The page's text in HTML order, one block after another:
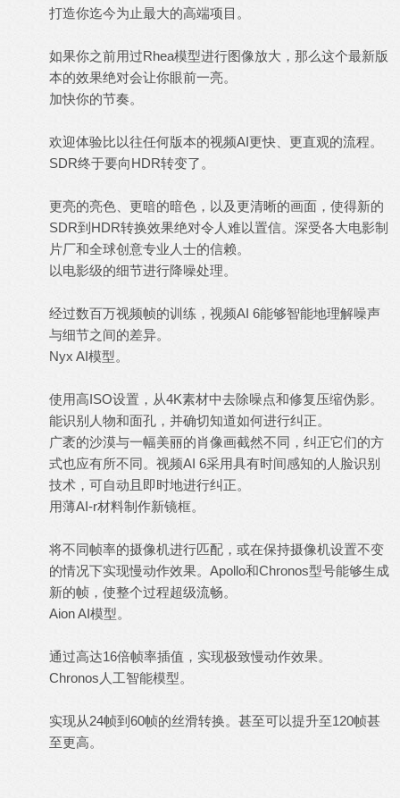
打造你迄今为止最大的高端项目。
如果你之前用过Rhea模型进行图像放大，那么这个最新版
本的效果绝对会让你眼前一亮。
加快你的节奏。
欢迎体验比以往任何版本的视频AI更快、更直观的流程。
SDR终于要向HDR转变了。
更亮的亮色、更暗的暗色，以及更清晰的画面，使得新的
SDR到HDR转换效果绝对令人难以置信。深受各大电影制
片厂和全球创意专业人士的信赖。
以电影级的细节进行降噪处理。
经过数百万视频帧的训练，视频AI 6能够智能地理解噪声
与细节之间的差异。
Nyx AI模型。
使用高ISO设置，从4K素材中去除噪点和修复压缩伪影。
能识别人物和面孔，并确切知道如何进行纠正。
广袤的沙漠与一幅美丽的肖像画截然不同，纠正它们的方
式也应有所不同。视频AI 6采用具有时间感知的人脸识别
技术，可自动且即时地进行纠正。
用薄AI-r材料制作新镜框。
将不同帧率的摄像机进行匹配，或在保持摄像机设置不变
的情况下实现慢动作效果。Apollo和Chronos型号能够生成
新的帧，使整个过程超级流畅。
Aion AI模型。
通过高达16倍帧率插值，实现极致慢动作效果。
Chronos人工智能模型。
实现从24帧到60帧的丝滑转换。甚至可以提升至120帧甚
至更高。